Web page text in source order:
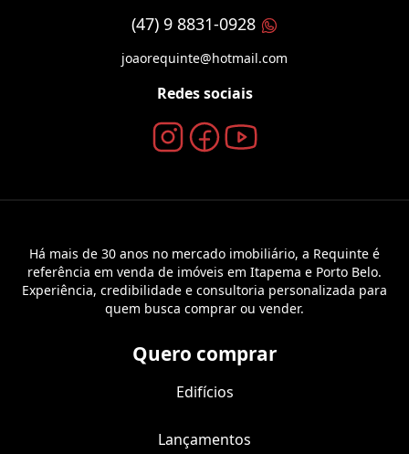
(47) 9 8831-0928
joaorequinte@hotmail.com
Redes sociais
Há mais de 30 anos no mercado imobiliário, a Requinte é
referência em venda de imóveis em Itapema e Porto Belo.
Experiência, credibilidade e consultoria personalizada para
quem busca comprar ou vender.
Quero comprar
Edifícios
Lançamentos